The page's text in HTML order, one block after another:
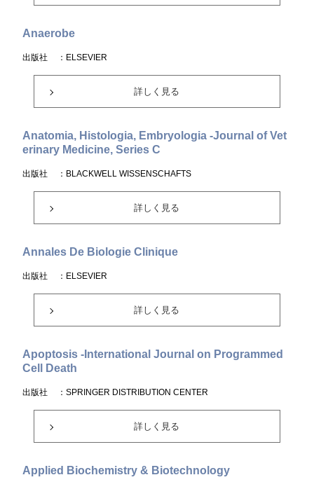
Anaerobe
出版社 ：ELSEVIER
詳しく見る
Anatomia, Histologia, Embryologia -Journal of Vet
erinary Medicine, Series C
出版社 ：BLACKWELL WISSENSCHAFTS
詳しく見る
Annales De Biologie Clinique
出版社 ：ELSEVIER
詳しく見る
Apoptosis -International Journal on Programmed
Cell Death
出版社 ：SPRINGER DISTRIBUTION CENTER
詳しく見る
Applied Biochemistry & Biotechnology